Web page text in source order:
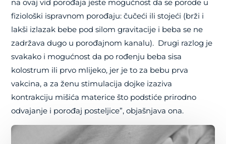
na ovaj vid porođaja jeste mogućnost da se porode u
fiziološki ispravnom porođaju: čučeći ili stojeći (brži i
lakši izlazak bebe pod silom gravitacije i beba se ne
zadržava dugo u porođajnom kanalu). Drugi razlog je
svakako i mogućnost da po rođenju beba sisa
kolostrum ili prvo mlijeko, jer je to za bebu prva
vakcina, a za ženu stimulacija dojke izaziva
kontrakciju mišića materice što podstiće prirodno
odvajanje i porođaj posteljice”, objašnjava ona.